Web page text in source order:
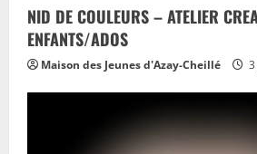
NID DE COULEURS – ATELIER
ENFANTS/ADOS
Maison des Jeunes d'Azay-Cheillé